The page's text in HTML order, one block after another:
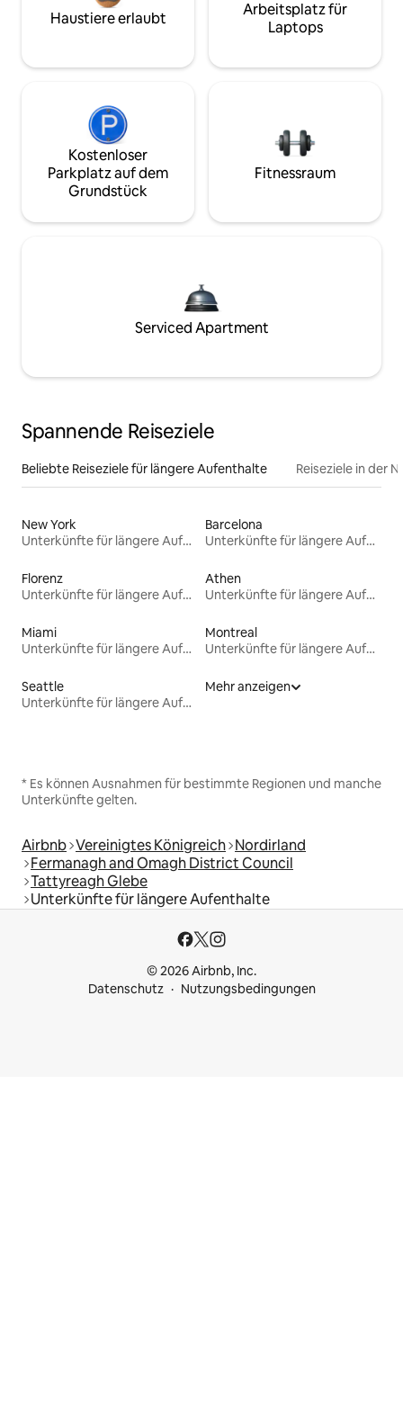
Haustiere erlaubt
Arbeitsplatz für
Laptops
Kostenloser
Parkplatz auf dem
Grundstück
Fitnessraum
Serviced Apartment
Spannende Reiseziele
Beliebte Reiseziele für längere Aufenthalte Reiseziele in der
New York
Unterkünfte für längere Aufenthalte
Barcelona
Unterkünfte für längere Aufenthalte
Florenz
Unterkünfte für längere Aufenthalte
Athen
Unterkünfte für längere Aufenthalte
Miami
Unterkünfte für längere Aufenthalte
Montreal
Unterkünfte für längere Aufenthalte
Seattle
Unterkünfte für längere Aufenthalte
Mehr anzeigen
* Es können Ausnahmen für bestimmte Regionen und manche
Unterkünfte gelten.
Airbnb Vereinigtes Königreich Nordirland
Fermanagh and Omagh District Council
Tattyreagh Glebe
Unterkünfte für längere Aufenthalte
© 2026 Airbnb, Inc.
Datenschutz
Nutzungsbedingungen